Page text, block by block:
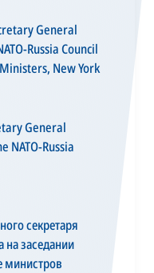
General
Russia Council
New York
General
NATO-Russia
секретаря
на заседании
министров